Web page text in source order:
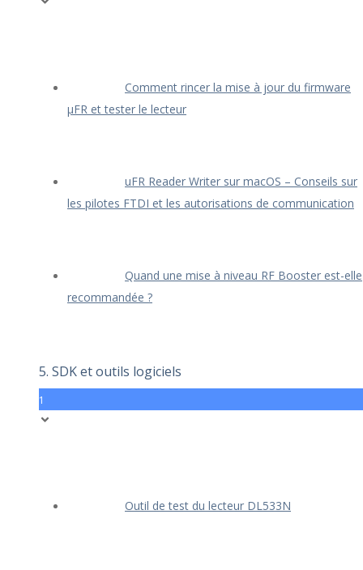
Comment rincer la mise à jour du firmware
μFR et tester le lecteur
uFR Reader Writer sur macOS – Conseils sur
les pilotes FTDI et les autorisations de communication
Quand une mise à niveau RF Booster est-elle
recommandée ?
5. SDK et outils logiciels
1
Outil de test du lecteur DL533N